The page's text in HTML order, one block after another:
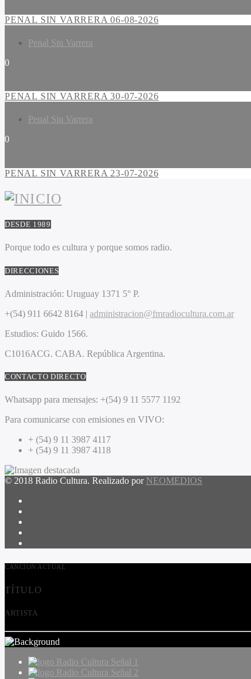
PENAL SIN VARRERA 06-08-2026
Penal Sin Varrera
0
PENAL SIN VARRERA 30-07-2026
Penal Sin Varrera
0
PENAL SIN VARRERA 23-07-2026
DESDE 1989
Porque todo es cultura y porque somos radio.
DIRECCIONES
Administración: Uruguay 1371 5° P.
+(54) 911 6642 8164 | administracion@fmradiocultura.com.ar
Estudios: Guido 1566.
C1016ACG. CABA. República Argentina.
CONTACTO DIRECTO
Whatsapp para mensajes: +(54) 9 11 5577 1192
Para comunicarse con emisiones en VIVO:
+ (54) 9 11 3987 4117
+ (54) 9 11 3987 4118
© 2018 Radio Cultura. Realizado por NEOMEDIOS
CANCIÓN ACTUAL
TÍTULO
ARTISTA
Radio Cultura Señal 1
Radio Cultura Señal 2